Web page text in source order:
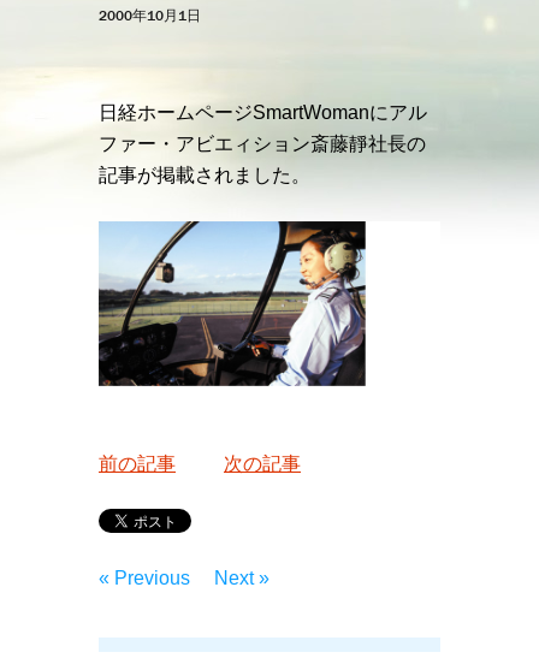
2000年10月1日
日経ホームページSmartWomanにアル
ファー・アビエィション斎藤靜社長の
記事が掲載されました。
前の記事 次の記事
« Previous Next »